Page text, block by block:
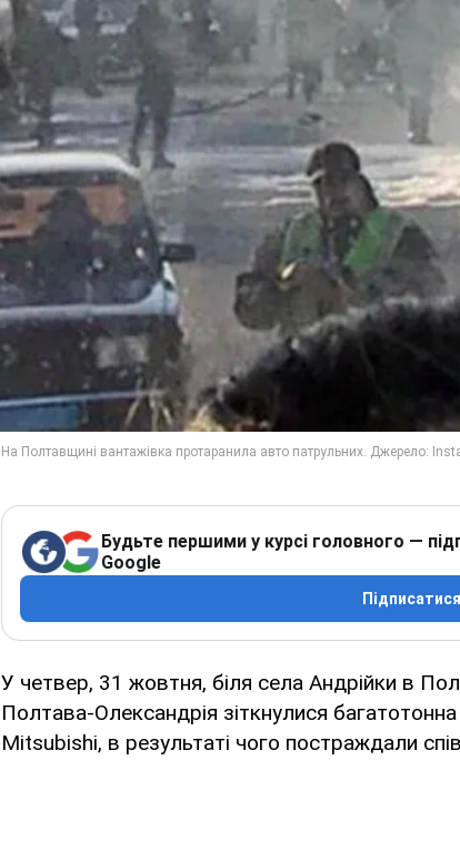
Будьте першими у курсі головного —
Google
Підписатися
У четвер, 31 жовтня, біля села Андрійки в
Полтава-Олександрія зіткнулися
Mitsubishi, в результаті чого постраждали